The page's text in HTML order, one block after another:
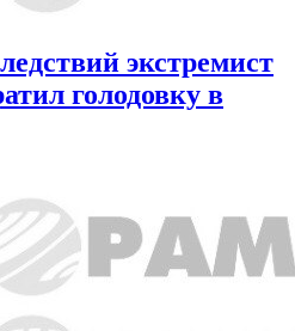
экстремист
голодовку в